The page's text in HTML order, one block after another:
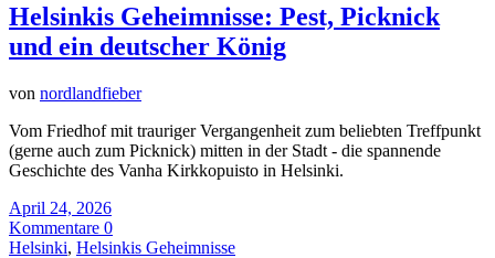
Helsinkis Geheimnisse: Pest, Picknick
und ein deutscher König
von nordlandfieber
Vom Friedhof mit trauriger Vergangenheit zum beliebten Treffpunkt
(gerne auch zum Picknick) mitten in der Stadt - die spannende
Geschichte des Vanha Kirkkopuisto in Helsinki.
April 24, 2026
Kommentare 0
Helsinki, Helsinkis Geheimnisse